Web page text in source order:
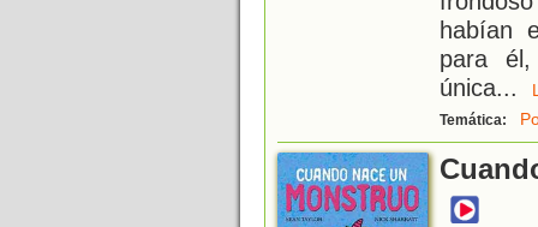
habían
para
única...
Temática: